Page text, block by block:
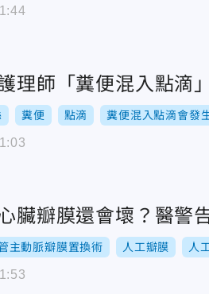
理師「糞便混入點
糞便 點滴 糞便混入點滴會發
臟瓣膜還會壞？醫警
主動脈瓣膜置換術 人工瓣膜 人